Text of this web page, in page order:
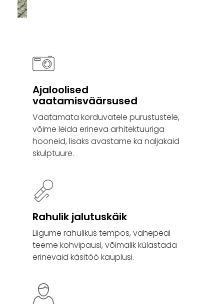
Ajaloolised
vaatamisväärsused
Vaatamata korduvatele purustustele,
võime leida erineva arhitektuuriga
hooneid, lisaks avastame ka naljakaid
skulptuure.
Rahulik jalutuskäik
Liigume rahulikus tempos, vahepeal
teeme kohvipausi, võimalik külastada
erinevaid käsitöö kauplusi.